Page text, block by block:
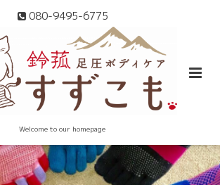
080-9495-6775
Welcome to our homepage